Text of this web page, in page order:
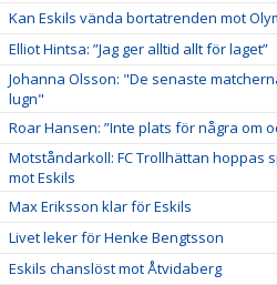
Kan Eskils vända bortatrenden mot
Elliot Hintsa: ”Jag ger alltid allt för laget”
Johanna Olsson: "De senaste
lugn"
Roar Hansen: ”Inte plats för några om
Motståndarkoll: FC Trollhättan hoppas
mot Eskils
Max Eriksson klar för Eskils
Livet leker för Henke Bengtsson
Eskils chanslöst mot Åtvidaberg